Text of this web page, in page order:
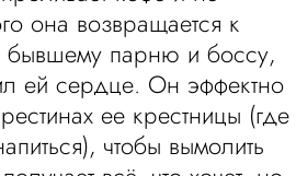
она возвращается к
парню и боссу,
ей сердце. Он эффектно
ее крестницы (где
чтобы вымолить